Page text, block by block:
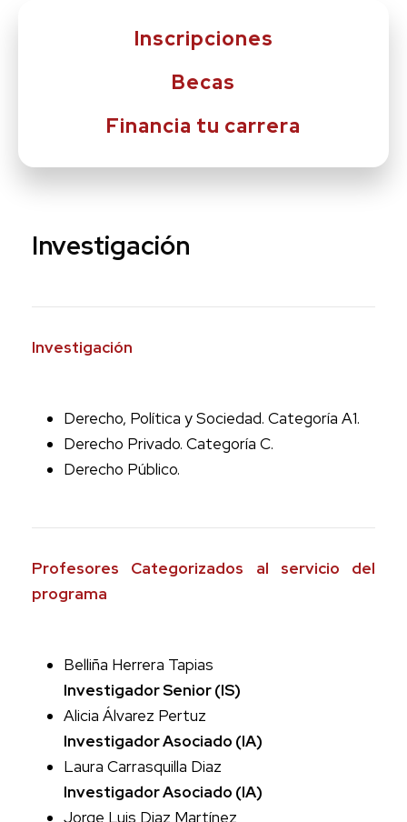
Inscripciones
Becas
Financia tu carrera
Investigación
Investigación
Derecho, Política y Sociedad. Categoría A1.
Derecho Privado. Categoría C.
Derecho Público.
Profesores Categorizados al servicio del
programa
Belliña Herrera Tapias
Investigador Senior (IS)
Alicia Álvarez Pertuz
Investigador Asociado (IA)
Laura Carrasquilla Diaz
Investigador Asociado (IA)
Jorge Luis Diaz Martínez